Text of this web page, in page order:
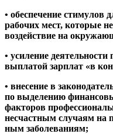
• обеспечение стимулов
рабочих мест, которые
воздействие на
• усиление
выплатой зарплат «в
• внесение в
по выделению
факторов
несчаст­ным случаям на
ным заболеваниям;